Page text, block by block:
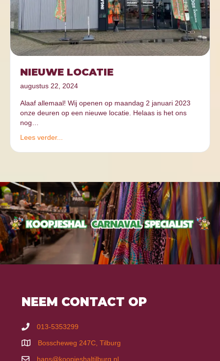
NIEUWE LOCATIE
augustus 22, 2024
Alaaf allemaal! Wij openen op maandag 2 januari 2023
onze deuren op een nieuwe locatie. Helaas is het ons
nog…
Lees verder...
NEEM CONTACT OP
013-5353299
Bosscheweg 247C, Tilburg
hans@koopjeshaltilburg.nl